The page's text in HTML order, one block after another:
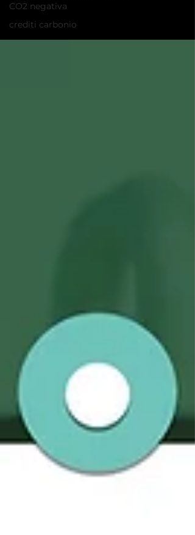
CO2 negativa
crediti carbonio